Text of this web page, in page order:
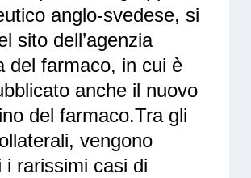
anglo-svedese, si
sito dell’agenzia
del farmaco, in cui è
anche il nuovo
del farmaco.Tra gli
vengono
i rarissimi casi di